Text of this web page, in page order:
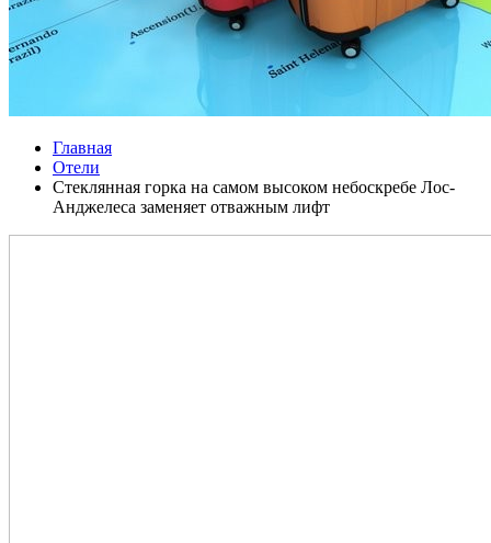
Главная
Отели
Стеклянная горка на самом высоком небоскребе Лос-
Анджелеса заменяет отважным лифт